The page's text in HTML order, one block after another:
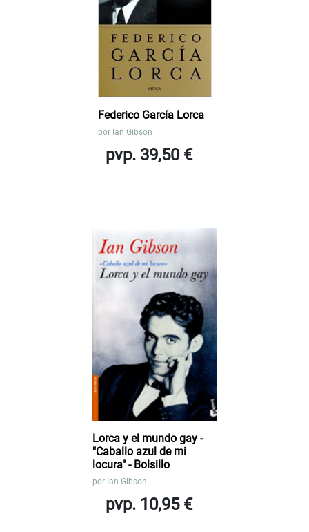
Federico García Lorca
por Ian Gibson
pvp. 39,50 €
Lorca y el mundo gay -
"Caballo azul de mi
locura" - Bolsillo
por Ian Gibson
pvp. 10,95 €